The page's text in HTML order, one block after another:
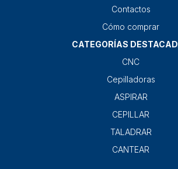
Contactos
Cómo comprar
CATEGORÍAS
CNC
Cepilladoras
ASPIRAR
CEPILLAR
TALADRAR
CANTEAR